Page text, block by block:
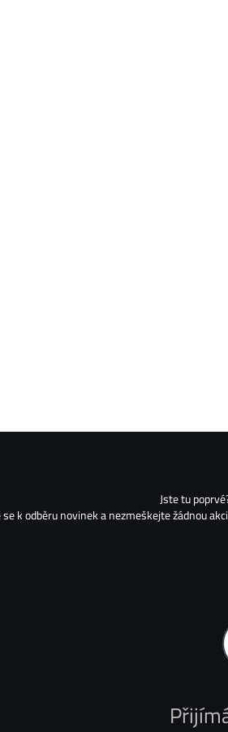
Jste tu
k odběru novinek a nezmeškejte žádnou